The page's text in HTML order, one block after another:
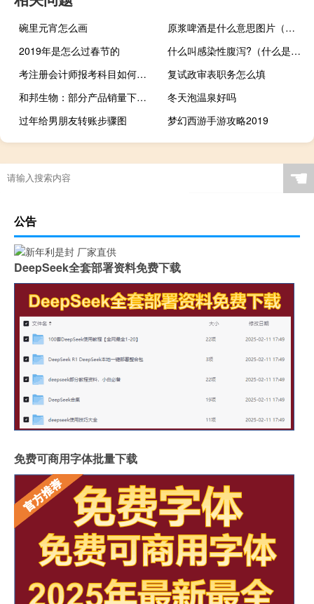
碗里元宵怎么画
原浆啤酒是什么意思图片（原浆啤酒是什么意思）
2019年是怎么过春节的
什么叫感染性腹泻?（什么是感染性腹泻）
考注册会计师报考科目如何搭配
复试政审表职务怎么填
和邦生物：部分产品销量下降前三季度归母净利润同比下滑70.27%至10.19亿元
冬天泡温泉好吗
过年给男朋友转账步骤图
梦幻西游手游攻略2019
☚
公告
DeepSeek全套部署资料免费下载
免费可商用字体批量下载